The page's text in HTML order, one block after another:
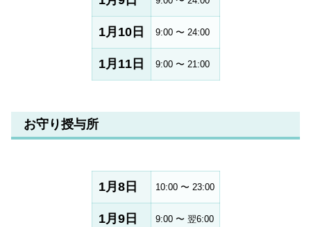
1月10日 9:00 〜 24:00
1月11日 9:00 〜 21:00
お守り授与所
1月8日 10:00 〜 23:00
1月9日 9:00 〜 翌6:00